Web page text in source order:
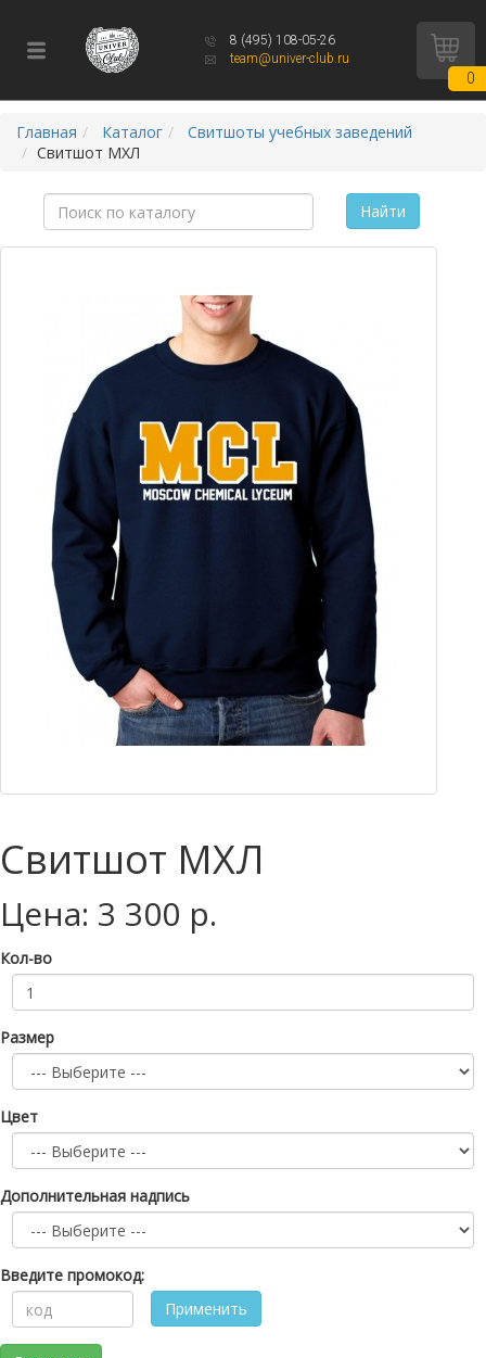
8 (495) 108-05-26
team@univer-club.ru
0
Главная Каталог
Свитшоты учебных заведений
Свитшот МХЛ
Найти
Свитшот МХЛ
Цена: 3 300 р.
Кол-во
Размер
Цвет
Дополнительная надпись
Введите промокод:
Применить